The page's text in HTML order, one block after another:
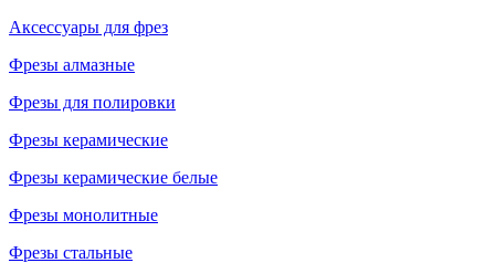
Аксессуары для фрез
Фрезы алмазные
Фрезы для полировки
Фрезы керамические
Фрезы керамические белые
Фрезы монолитные
Фрезы стальные